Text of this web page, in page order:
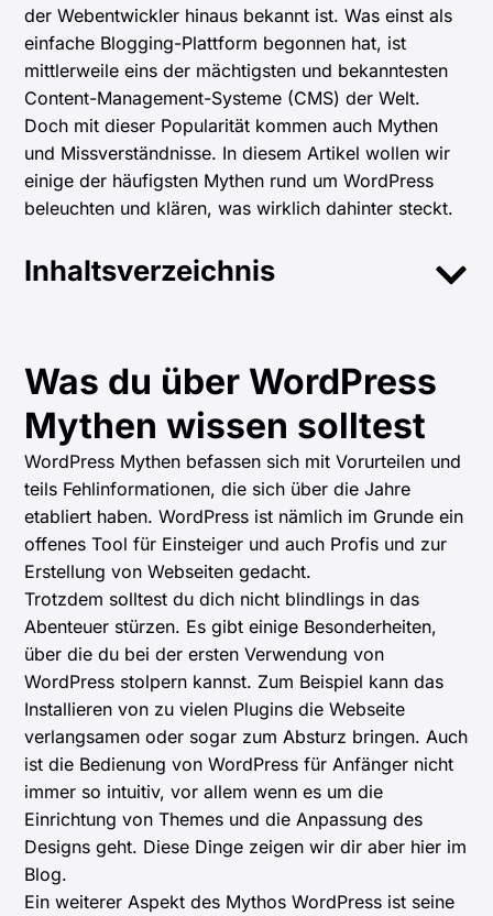
der Webentwickler hinaus bekannt ist. Was einst als
einfache Blogging-Plattform begonnen hat, ist
mittlerweile eins der mächtigsten und bekanntesten
Content-Management-Systeme (CMS) der Welt.
Doch mit dieser Popularität kommen auch Mythen
und Missverständnisse. In diesem Artikel wollen wir
einige der häufigsten Mythen rund um WordPress
beleuchten und klären, was wirklich dahinter steckt.
Inhaltsverzeichnis
Was du über WordPress
Mythen wissen solltest
WordPress Mythen befassen sich mit Vorurteilen und
teils Fehlinformationen, die sich über die Jahre
etabliert haben. WordPress ist nämlich im Grunde ein
offenes Tool für Einsteiger und auch Profis und zur
Erstellung von Webseiten gedacht.
Trotzdem solltest du dich nicht blindlings in das
Abenteuer stürzen. Es gibt einige Besonderheiten,
über die du bei der ersten Verwendung von
WordPress stolpern kannst. Zum Beispiel kann das
Installieren von zu vielen Plugins die Webseite
verlangsamen oder sogar zum Absturz bringen. Auch
ist die Bedienung von WordPress für Anfänger nicht
immer so intuitiv, vor allem wenn es um die
Einrichtung von Themes und die Anpassung des
Designs geht. Diese Dinge zeigen wir dir aber hier im
Blog.
Ein weiterer Aspekt des Mythos WordPress ist seine